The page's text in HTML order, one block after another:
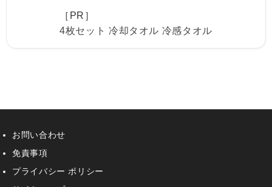
［PR］
4枚セット 冷却タオル 冷感タオル
お問い合わせ
免責事項
プライバシー ポリシー